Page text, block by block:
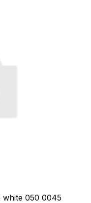
white 050 0045